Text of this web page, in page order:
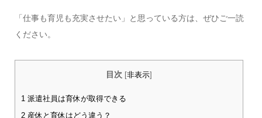
「仕事も育児も充実させたい」と思っている方は、ぜひご一読
ください。
目次 非表示]
1派遣社員は育休が取得できる
2産休と育休はどう違う？